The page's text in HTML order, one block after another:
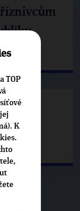
TOP
K